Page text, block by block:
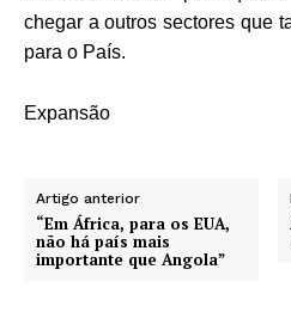
chegar a outros sectores que
para o País.
Expansão
Artigo anterior
“Em África, para os EUA,
não há país mais
importante que Angola”